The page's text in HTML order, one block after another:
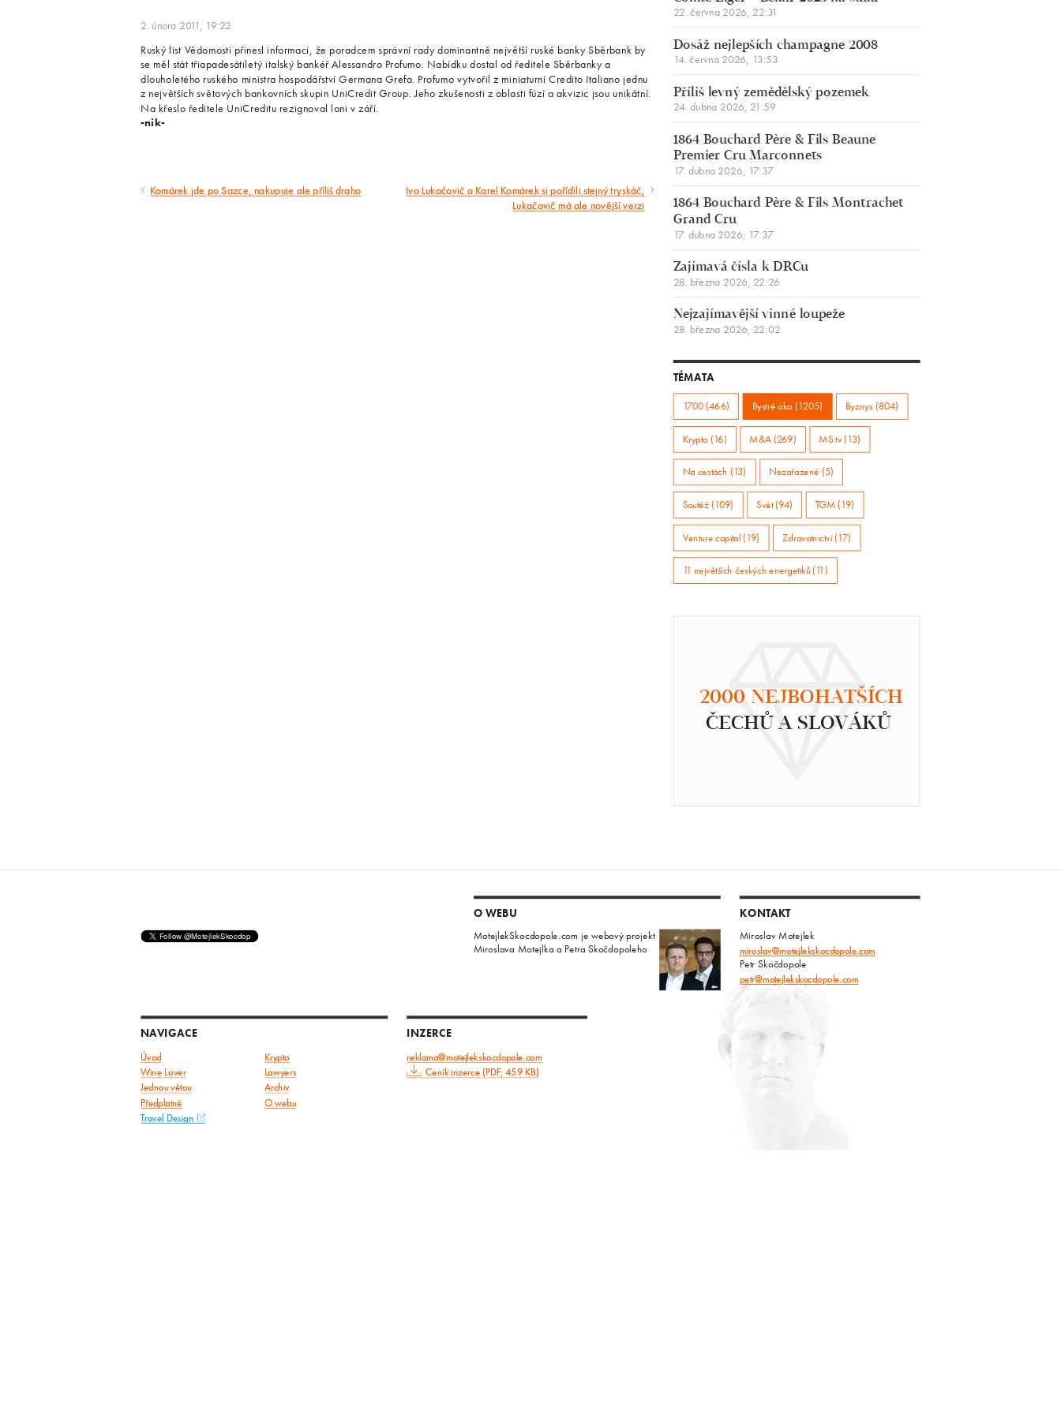
2. února 2011, 19:22
Ruský list Vědomosti přinesl informaci, že poradcem správní rady dominantně největší ruské banky Sběrbank by
se měl stát třiapadesátiletý italský bankéř Alessandro Profumo. Nabídku dostal od ředitele Sběrbanky a
dlouholetého ruského ministra hospodářství Germana Grefa. Profumo vytvořil z miniaturní Credito Italiano jednu
z největších světových bankovních skupin UniCredit Group. Jeho zkušenosti z oblasti fúzí a akvizic jsou unikátní.
Na křeslo ředitele UniCreditu rezignoval loni v září.
-nik-
Předcházející
Komárek jde po Sazce, nakupuje ale příliš draho
Následující
Ivo Lukačovič a Karel Komárek si pořídili stejný tryskáč,
Lukačovič má ale novější verzi
22. června 2026, 22:31
Dosáž nejlepších champagne 2008
14. června 2026, 13:53
Příliš levný zemědělský pozemek
24. dubna 2026, 21:59
1864 Bouchard Père & Fils Beaune
Premier Cru Marconnets
17. dubna 2026, 17:37
1864 Bouchard Père & Fils Montrachet
Grand Cru
17. dubna 2026, 17:37
Zajímavá čísla k DRCu
28. března 2026, 22:26
Nejzajímavější vinné loupeže
28. března 2026, 22:02
TÉMATA
1700 (466) Bystré oko (1205) Byznys (804)
Krypto (16) M&A (269) MS.tv (13)
Na cestách (13) Nezařazené (5)
Soutěž (109) Svět (94) TGM (19)
Venture capital (19) Zdravotnictví (17)
11 největších českých energetiků (11)
2000 NEJBOHATŠÍCH
ČECHŮ A SLOVÁKŮ
O WEBU
MotejlekSkocdopole.com je webový projekt
Miroslava Motejlka a Petra Skočdopoleho
KONTAKT
Miroslav Motejlek
miroslav@motejlekskocdopole.com
Petr Skočdopole
petr@motejlekskocdopole.com
NAVIGACE
Úvod Krypto
Wine Lover
Lawyers
Jednou větou
Archiv
Předplatné O webu
Travel Design
INZERCE
reklama@motejlekskocdopole.com
Ceník inzerce (PDF, 459 KB)